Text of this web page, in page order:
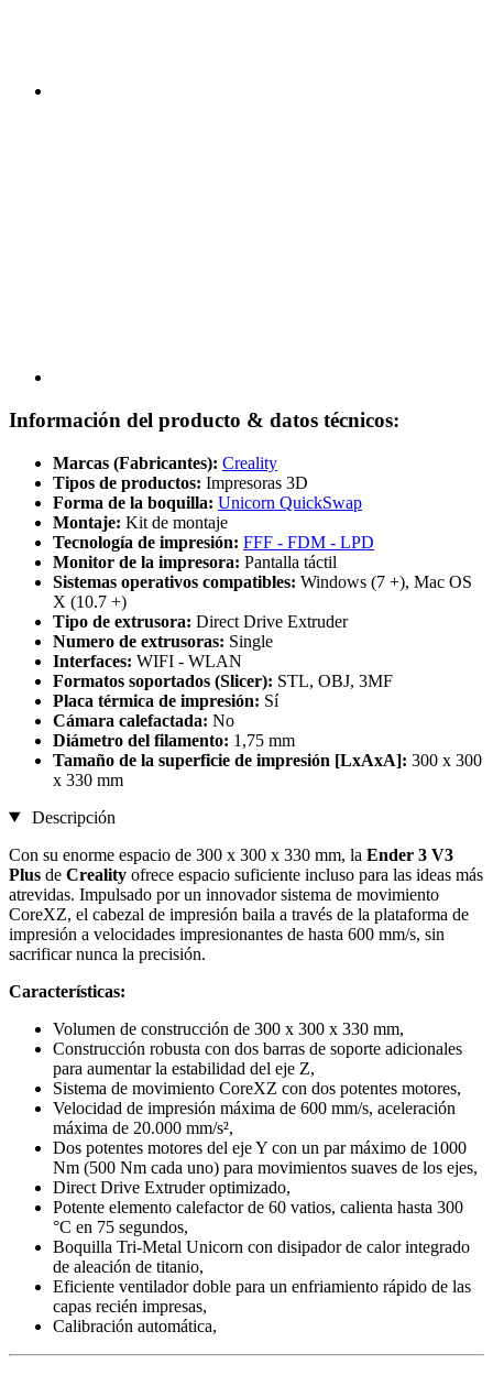
Información del producto & datos técnicos:
Marcas (Fabricantes): Creality
Tipos de productos: Impresoras 3D
Forma de la boquilla: Unicorn QuickSwap
Montaje: Kit de montaje
Tecnología de impresión: FFF - FDM - LPD
Monitor de la impresora: Pantalla táctil
Sistemas operativos compatibles: Windows (7 +), Mac OS
X (10.7 +)
Tipo de extrusora: Direct Drive Extruder
Numero de extrusoras: Single
Interfaces: WIFI - WLAN
Formatos soportados (Slicer): STL, OBJ, 3MF
Placa térmica de impresión: Sí
Cámara calefactada: No
Diámetro del filamento: 1,75 mm
Tamaño de la superficie de impresión [LxAxA]: 300 x 300
x 330 mm
Descripción
Con su enorme espacio de 300 x 300 x 330 mm, la Ender 3 V3
Plus de Creality ofrece espacio suficiente incluso para las ideas más
atrevidas. Impulsado por un innovador sistema de movimiento
CoreXZ, el cabezal de impresión baila a través de la plataforma de
impresión a velocidades impresionantes de hasta 600 mm/s, sin
sacrificar nunca la precisión.
Características:
Volumen de construcción de 300 x 300 x 330 mm,
Construcción robusta con dos barras de soporte adicionales
para aumentar la estabilidad del eje Z,
Sistema de movimiento CoreXZ con dos potentes motores,
Velocidad de impresión máxima de 600 mm/s, aceleración
máxima de 20.000 mm/s²,
Dos potentes motores del eje Y con un par máximo de 1000
Nm (500 Nm cada uno) para movimientos suaves de los ejes,
Direct Drive Extruder optimizado,
Potente elemento calefactor de 60 vatios, calienta hasta 300
°C en 75 segundos,
Boquilla Tri-Metal Unicorn con disipador de calor integrado
de aleación de titanio,
Eficiente ventilador doble para un enfriamiento rápido de las
capas recién impresas,
Calibración automática,